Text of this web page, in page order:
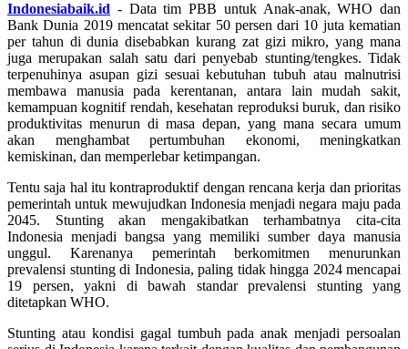
Indonesiabaik.id - Data tim PBB untuk Anak-anak, WHO dan
Bank Dunia 2019 mencatat sekitar 50 persen dari 10 juta kematian
per tahun di dunia disebabkan kurang zat gizi mikro, yang mana
juga merupakan salah satu dari penyebab stunting/tengkes. Tidak
terpenuhinya asupan gizi sesuai kebutuhan tubuh atau malnutrisi
membawa manusia pada kerentanan, antara lain mudah sakit,
kemampuan kognitif rendah, kesehatan reproduksi buruk, dan risiko
produktivitas menurun di masa depan, yang mana secara umum
akan menghambat pertumbuhan ekonomi, meningkatkan
kemiskinan, dan memperlebar ketimpangan.
Tentu saja hal itu kontraproduktif dengan rencana kerja dan prioritas
pemerintah untuk mewujudkan Indonesia menjadi negara maju pada
2045. Stunting akan mengakibatkan terhambatnya cita-cita
Indonesia menjadi bangsa yang memiliki sumber daya manusia
unggul. Karenanya pemerintah berkomitmen menurunkan
prevalensi stunting di Indonesia, paling tidak hingga 2024 mencapai
19 persen, yakni di bawah standar prevalensi stunting yang
ditetapkan WHO.
Stunting atau kondisi gagal tumbuh pada anak menjadi persoalan